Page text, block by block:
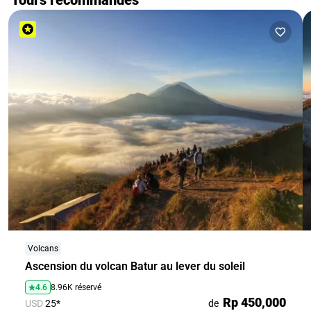
Ascension du volcan Batur au lever du soleil
Volcans
4.6 8.96K réservé
USD25* de Rp 450,000